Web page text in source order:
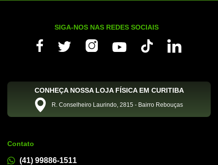
SIGA-NOS NAS REDES SOCIAIS
CONHEÇA NOSSA LOJA FÍSICA EM CURITIBA
R. Conselheiro Laurindo, 2815 - Bairro Rebouças
Contato
(41) 99886-1511